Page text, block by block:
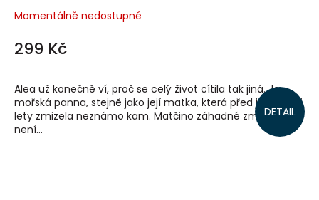
Momentálně nedostupné
299 Kč
DETAIL
Alea už konečně ví, proč se celý život cítila tak jiná. Je
mořská panna, stejně jako její matka, která před jedenácti
lety zmizela neznámo kam. Matčino záhadné zmizení
není...